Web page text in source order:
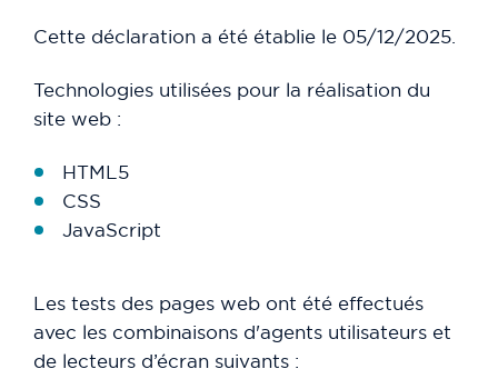
Cette déclaration a été établie le 05/12/2025.
Technologies utilisées pour la réalisation du
site web :
HTML5
CSS
JavaScript
Les tests des pages web ont été effectués
avec les combinaisons d'agents utilisateurs et
de lecteurs d’écran suivants :